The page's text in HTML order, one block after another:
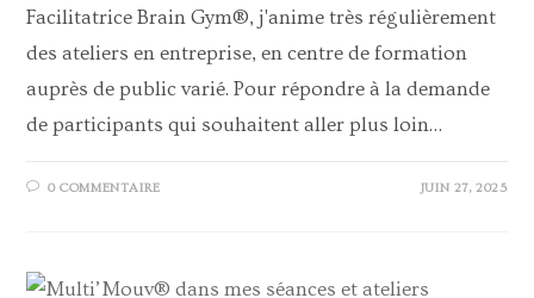
Facilitatrice Brain Gym®, j'anime très régulièrement
des ateliers en entreprise, en centre de formation
auprès de public varié. Pour répondre à la demande
de participants qui souhaitent aller plus loin…
0 COMMENTAIRE JUIN 27, 2025